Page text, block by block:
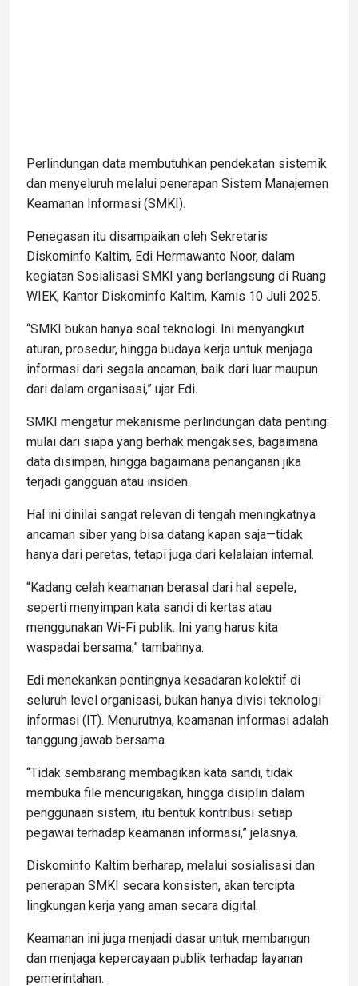
Perlindungan data membutuhkan pendekatan sistemik
dan menyeluruh melalui penerapan Sistem Manajemen
Keamanan Informasi (SMKI).
Penegasan itu disampaikan oleh Sekretaris
Diskominfo Kaltim, Edi Hermawanto Noor, dalam
kegiatan Sosialisasi SMKI yang berlangsung di Ruang
WIEK, Kantor Diskominfo Kaltim, Kamis 10 Juli 2025.
“SMKI bukan hanya soal teknologi. Ini menyangkut
aturan, prosedur, hingga budaya kerja untuk menjaga
informasi dari segala ancaman, baik dari luar maupun
dari dalam organisasi,” ujar Edi.
SMKI mengatur mekanisme perlindungan data penting:
mulai dari siapa yang berhak mengakses, bagaimana
data disimpan, hingga bagaimana penanganan jika
terjadi gangguan atau insiden.
Hal ini dinilai sangat relevan di tengah meningkatnya
ancaman siber yang bisa datang kapan saja—tidak
hanya dari peretas, tetapi juga dari kelalaian internal.
“Kadang celah keamanan berasal dari hal sepele,
seperti menyimpan kata sandi di kertas atau
menggunakan Wi-Fi publik. Ini yang harus kita
waspadai bersama,” tambahnya.
Edi menekankan pentingnya kesadaran kolektif di
seluruh level organisasi, bukan hanya divisi teknologi
informasi (IT). Menurutnya, keamanan informasi adalah
tanggung jawab bersama.
“Tidak sembarang membagikan kata sandi, tidak
membuka file mencurigakan, hingga disiplin dalam
penggunaan sistem, itu bentuk kontribusi setiap
pegawai terhadap keamanan informasi,” jelasnya.
Diskominfo Kaltim berharap, melalui sosialisasi dan
penerapan SMKI secara konsisten, akan tercipta
lingkungan kerja yang aman secara digital.
Keamanan ini juga menjadi dasar untuk membangun
dan menjaga kepercayaan publik terhadap layanan
pemerintahan.